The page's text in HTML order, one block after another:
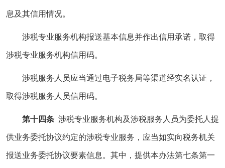
息及其信用情况。
涉税专业服务机构报送基本信息并作出信用承诺，取得
涉税专业服务机构信用码。
涉税服务人员应当通过电子税务局等渠道经实名认证，
取得涉税服务人员信用码。
第十四条 涉税专业服务机构及涉税服务人员为委托人提
供业务委托协议约定的涉税专业服务，应当如实向税务机关
报送业务委托协议要素信息。其中，提供本办法第七条第一